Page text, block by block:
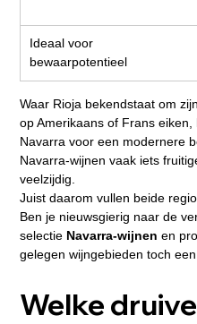
Ideaal voor
bewaarpotentieel
Waar Rioja bekendstaat om
op Amerikaans of Frans
Navarra voor een modernere
Navarra-wijnen vaak iets
veelzijdig.
Juist daarom vullen beide
Ben je nieuwsgierig naar de
selectie Navarra-wijnen en
gelegen wijngebieden toch
Welke